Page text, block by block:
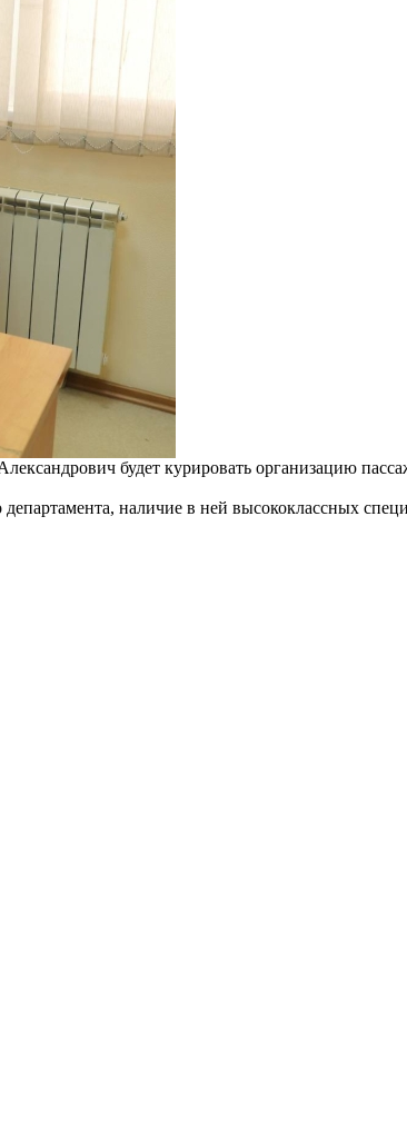
будет курировать организацию
наличие в ней высококлассных